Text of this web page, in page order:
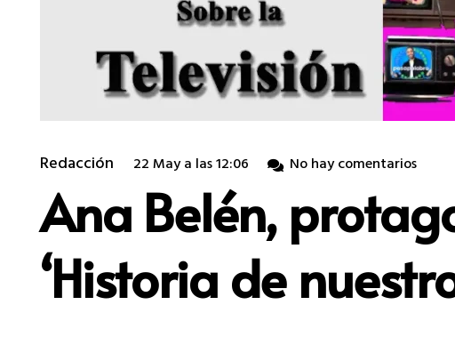
Redacción 22 May a las 12:06 No hay comentarios
Ana Belén,
‘Historia de